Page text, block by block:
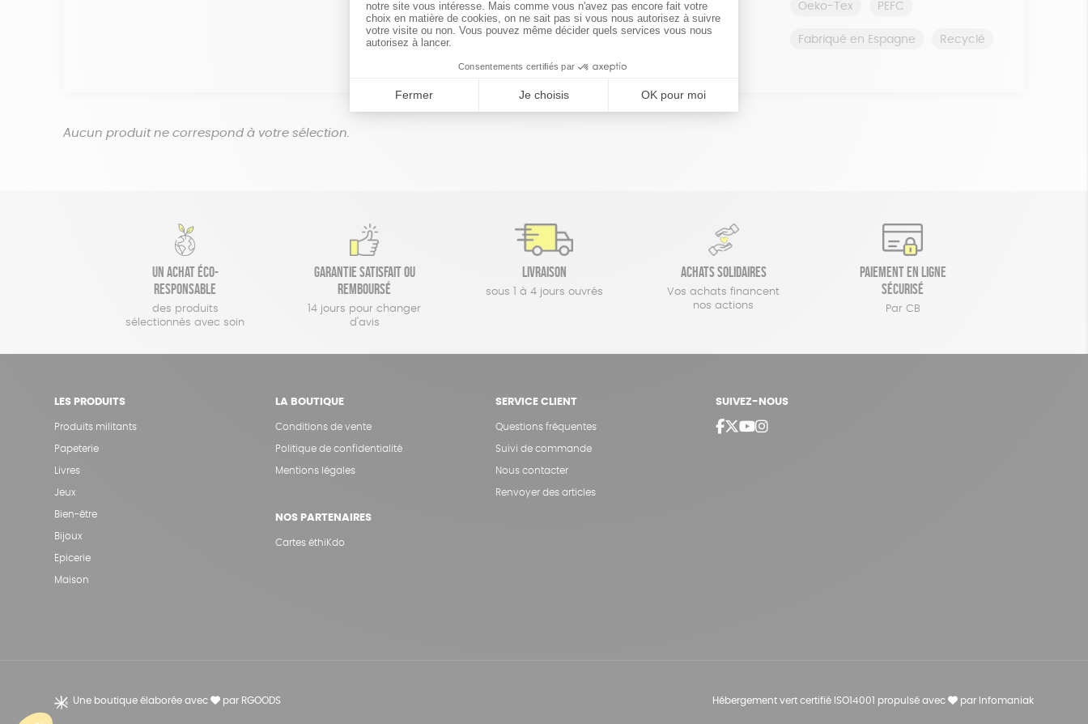
Oeko-Tex PEFC
Fabriqué en Espagne Recyclé
réinitialiser les filtres
Aucun produit ne correspond à votre sélection.
Un achat éco-
responsable
des produits
sélectionnés avec soin
Garantie satisfait ou
remboursé
14 jours pour changer
d'avis
Livraison
sous 1 à 4 jours ouvrés
Achats solidaires
Vos achats financent
nos actions
Paiement en ligne
sécurisé
Par CB
LES PRODUITS
Produits militants
Papeterie
Livres
Jeux
Bien-être
Bijoux
Epicerie
Maison
LA BOUTIQUE
Conditions de vente
Politique de confidentialité
Mentions légales
NOS PARTENAIRES
Cartes éthiKdo
SERVICE CLIENT
Questions fréquentes
Suivi de commande
Nous contacter
Renvoyer des articles
SUIVEZ-NOUS
Une boutique élaborée avec par RGOODS Hébergement vert certifié ISO14001 propulsé avec par Infomaniak